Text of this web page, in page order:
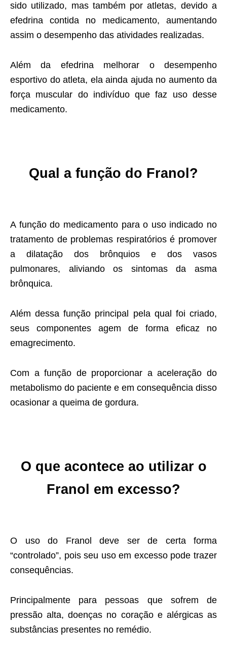
sido utilizado, mas também por atletas, devido a
efedrina contida no medicamento, aumentando
assim o desempenho das atividades realizadas.
Além da efedrina melhorar o desempenho
esportivo do atleta, ela ainda ajuda no aumento da
força muscular do indivíduo que faz uso desse
medicamento.
Qual a função do Franol?
A função do medicamento para o uso indicado no
tratamento de problemas respiratórios é promover
a dilatação dos brônquios e dos vasos
pulmonares, aliviando os sintomas da asma
brônquica.
Além dessa função principal pela qual foi criado,
seus componentes agem de forma eficaz no
emagrecimento.
Com a função de proporcionar a aceleração do
metabolismo do paciente e em consequência disso
ocasionar a queima de gordura.
O que acontece ao utilizar o
Franol em excesso?
O uso do Franol deve ser de certa forma
“controlado”, pois seu uso em excesso pode trazer
consequências.
Principalmente para pessoas que sofrem de
pressão alta, doenças no coração e alérgicas as
substâncias presentes no remédio.